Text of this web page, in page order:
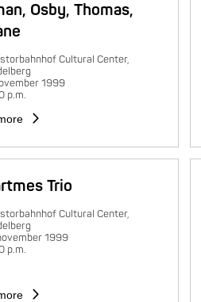
Osby, Thomas,
Cultural Center,
1999
p.m.
Trio
Cultural Center,
1999
p.m.